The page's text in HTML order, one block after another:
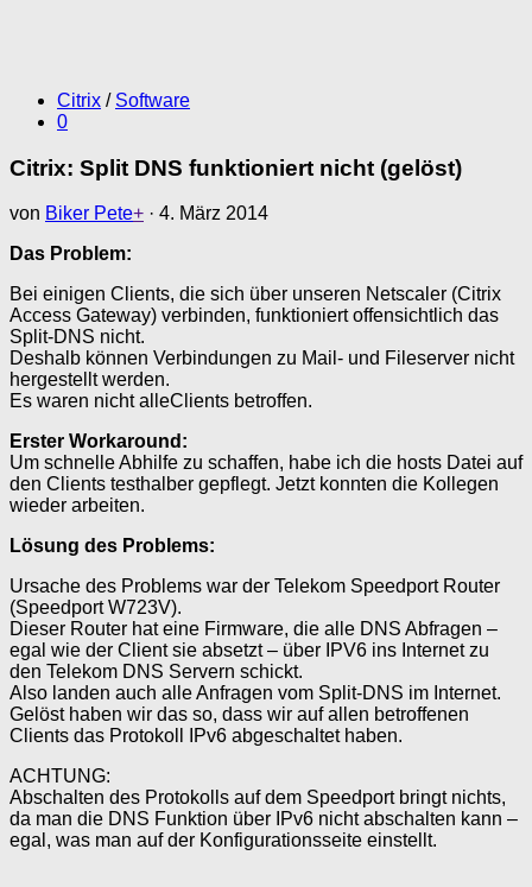
Citrix / Software
0
Citrix: Split DNS funktioniert nicht (gelöst)
von Biker Pete+ · 4. März 2014
Das Problem:
Bei einigen Clients, die sich über unseren Netscaler (Citrix
Access Gateway) verbinden, funktioniert offensichtlich das
Split-DNS nicht.
Deshalb können Verbindungen zu Mail- und Fileserver nicht
hergestellt werden.
Es waren nicht alleClients betroffen.
Erster Workaround:
Um schnelle Abhilfe zu schaffen, habe ich die hosts Datei auf
den Clients testhalber gepflegt. Jetzt konnten die Kollegen
wieder arbeiten.
Lösung des Problems:
Ursache des Problems war der Telekom Speedport Router
(Speedport W723V).
Dieser Router hat eine Firmware, die alle DNS Abfragen –
egal wie der Client sie absetzt – über IPV6 ins Internet zu
den Telekom DNS Servern schickt.
Also landen auch alle Anfragen vom Split-DNS im Internet.
Gelöst haben wir das so, dass wir auf allen betroffenen
Clients das Protokoll IPv6 abgeschaltet haben.
ACHTUNG:
Abschalten des Protokolls auf dem Speedport bringt nichts,
da man die DNS Funktion über IPv6 nicht abschalten kann –
egal, was man auf der Konfigurationsseite einstellt.